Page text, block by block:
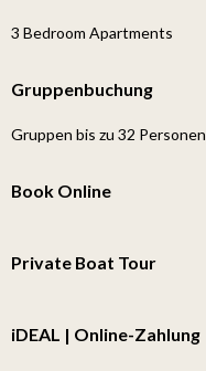
3 Bedroom Apartments
Gruppenbuchung
Gruppen bis zu 32 Personen
Book Online
Private Boat Tour
iDEAL | Online-Zahlung